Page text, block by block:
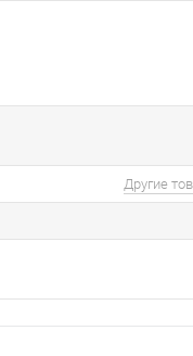
Другие